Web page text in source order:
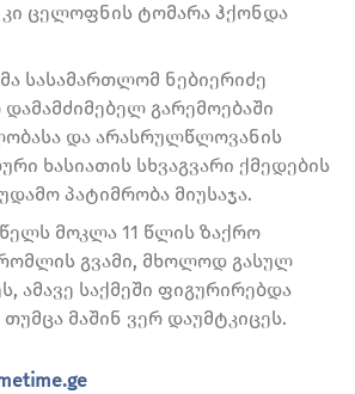
ცელოფნის ტომარა ჰქონდა
სასამართლომ ნებიერიძე
გარემოებაში
და არასრულწლოვანის
ხასიათის სხვაგვარი ქმედების
პატიმრობა მიუსაჯა.
წელს მოკლა 11 წლის ზაქრო
გვამი, მხოლოდ გასულ
ამავე საქმეში ფიგურირებდა
მაშინ ვერ დაუმტკიცეს.